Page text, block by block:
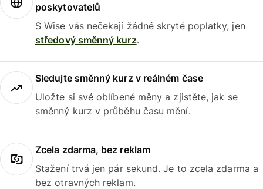
poskytovatelů
S Wise vás nečekají žádné skryté poplatky, jen
středový směnný kurz.
Sledujte směnný kurz v reálném čase
Uložte si své oblíbené měny a zjistěte, jak se
směnný kurz v průběhu času mění.
Zcela zdarma, bez reklam
Stažení trvá jen pár sekund. Je to zcela zdarma a
bez otravných reklam.